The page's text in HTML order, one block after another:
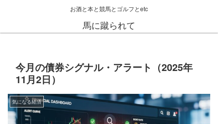
お酒と本と競馬とゴルフとetc
馬に蹴られて
今月の債券シグナル・アラート（2025年
11月2日）
気になる経済